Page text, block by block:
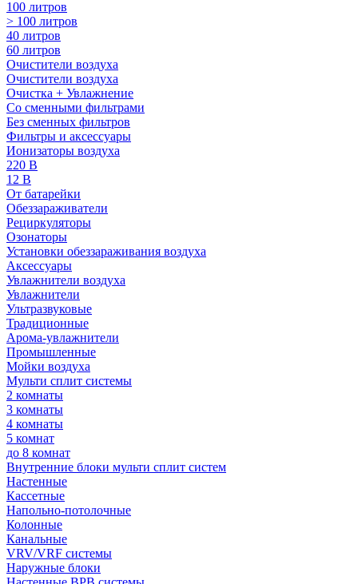
100 литров
> 100 литров
40 литров
60 литров
Очистители воздуха
Очистители воздуха
Очистка + Увлажнение
Cо сменными фильтрами
Без сменных фильтров
Фильтры и аксессуары
Ионизаторы воздуха
220 В
12 В
От батарейки
Обеззараживатели
Рециркуляторы
Озонаторы
Установки обеззараживания воздуха
Аксессуары
Увлажнители воздуха
Увлажнители
Ультразвуковые
Традиционные
Арома-увлажнители
Промышленные
Мойки воздуха
Мульти сплит системы
2 комнаты
3 комнаты
4 комнаты
5 комнат
до 8 комнат
Внутренние блоки мульти сплит систем
Настенные
Кассетные
Напольно-потолочные
Колонные
Канальные
VRV/VRF системы
Наружные блоки